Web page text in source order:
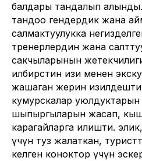
балдары тандалып
тандоо гендердик жана
салмактуулукка
тренерлердин жана
сакчыларынын
илбирстин изи менен
жашаган жерин
кумурскалар
шыпыргыларын жасап,
карагайларга илишти.
үчүн туз жалаткан,
келген коноктор үчүн